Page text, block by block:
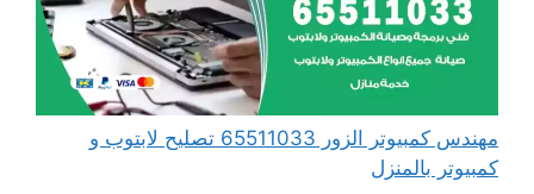
مهندس كمبيوتر الزور 65511033 تصليح لابتوب و
كمبيوتر بالمنزل